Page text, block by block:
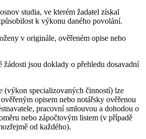
studia, ve kterém žadatel získal
k výkonu daného povolání.
v originále, ověřeném opise nebo
žádosti jsou doklady o přehledu dosavadní
(výkon specializovaných činností) lze
opisem nebo notářsky ověřenou
pracovní smlouvou a dohodou o
nebo zápočtovým listem (v případě
od každého).